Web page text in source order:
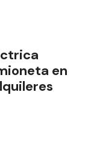
en